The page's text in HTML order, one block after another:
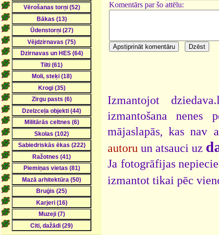
Komentārs par šo attēlu:
Izmantojot
izmantošana nenes
mājaslapās, kas
autoru un atsauci uz
Ja fotogrāfijas
izmantot tikai pēc